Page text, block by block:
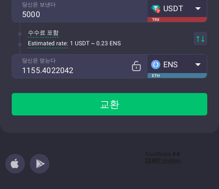
당신은 보낸다
TRX
USDT
수수료 포함
Estimated rate: 1 USDT ~ 0.23 ENS
당신은 얻는다
ETH
ENS
교환